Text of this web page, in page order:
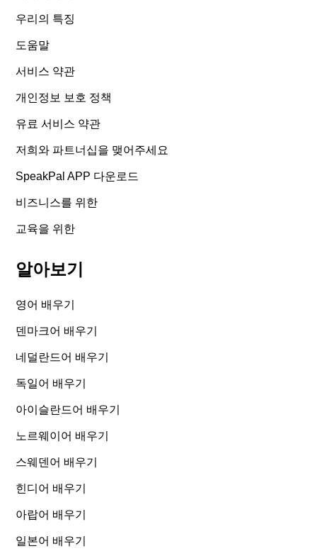
우리의 특징
도움말
서비스 약관
개인정보 보호 정책
유료 서비스 약관
저희와 파트너십을 맺어주세요
SpeakPal APP 다운로드
비즈니스를 위한
교육을 위한
알아보기
영어 배우기
덴마크어 배우기
네덜란드어 배우기
독일어 배우기
아이슬란드어 배우기
노르웨이어 배우기
스웨덴어 배우기
힌디어 배우기
아랍어 배우기
일본어 배우기